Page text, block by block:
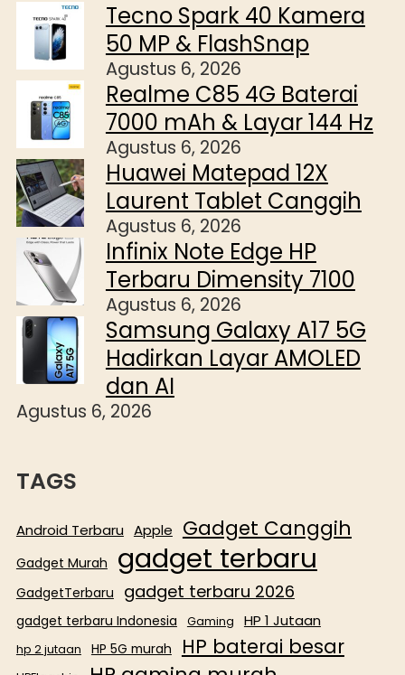
Tecno Spark 40 Kamera
50 MP & FlashSnap
Agustus 6, 2026
Realme C85 4G Baterai
7000 mAh & Layar 144 Hz
Agustus 6, 2026
Huawei Matepad 12X
Laurent Tablet Canggih
Agustus 6, 2026
Infinix Note Edge HP
Terbaru Dimensity 7100
Agustus 6, 2026
Samsung Galaxy A17 5G
Hadirkan Layar AMOLED
dan AI
Agustus 6, 2026
TAGS
Android Terbaru Apple Gadget Canggih
Gadget Murah gadget terbaru
GadgetTerbaru gadget terbaru 2026
gadget terbaru Indonesia Gaming HP 1 Jutaan
hp 2 jutaan HP 5G murah HP baterai besar